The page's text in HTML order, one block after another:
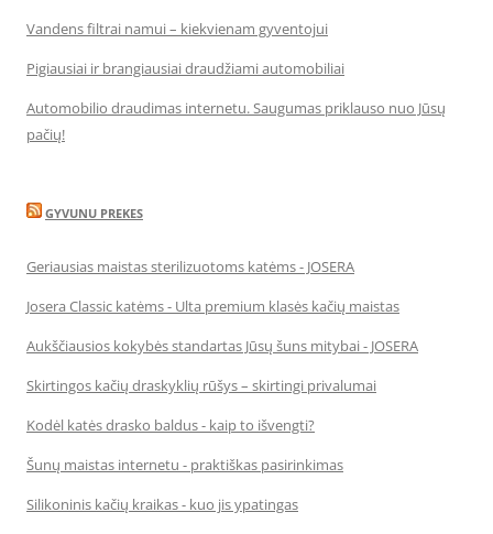
Vandens filtrai namui – kiekvienam gyventojui
Pigiausiai ir brangiausiai draudžiami automobiliai
Automobilio draudimas internetu. Saugumas priklauso nuo Jūsų
pačių!
GYVUNU PREKES
Geriausias maistas sterilizuotoms katėms - JOSERA
Josera Classic katėms - Ulta premium klasės kačių maistas
Aukščiausios kokybės standartas Jūsų šuns mitybai - JOSERA
Skirtingos kačių draskyklių rūšys – skirtingi privalumai
Kodėl katės drasko baldus - kaip to išvengti?
Šunų maistas internetu - praktiškas pasirinkimas
Silikoninis kačių kraikas - kuo jis ypatingas